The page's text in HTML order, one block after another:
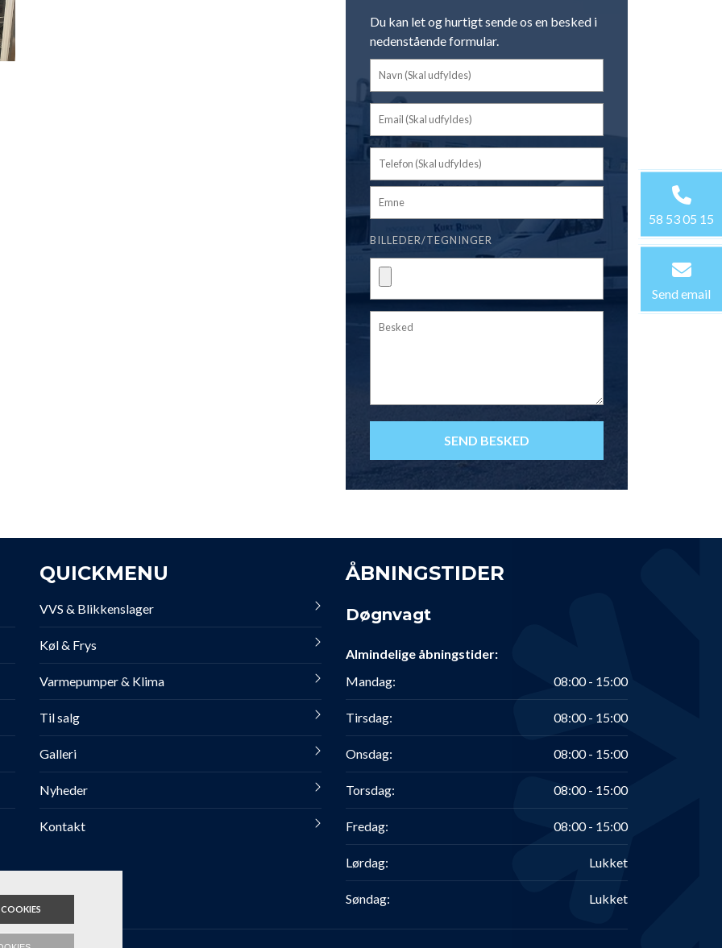
Du kan let og hurtigt sende os en besked i
nedenstående formular.
BILLEDER/TEGNINGER
QUICKMENU
VVS & Blikkenslager
Køl & Frys
Varmepumper & Klima
Til salg
Galleri
Nyheder
Kontakt
ÅBNINGSTIDER
Døgnvagt
Almindelige åbningstider:
Mandag:
08:00 - 15:00
Tirsdag: 08:00 - 15:00
Onsdag: 08:00 - 15:00
Torsdag: 08:00 - 15:00
Fredag: 08:00 - 15:00
Lørdag: Lukket
Søndag: Lukket
58 53 05 15
Send email